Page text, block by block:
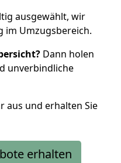
ausgewählt, wir
im Umzugsbereich.
Dann holen
unverbindliche
aus und erhalten Sie
erhalten